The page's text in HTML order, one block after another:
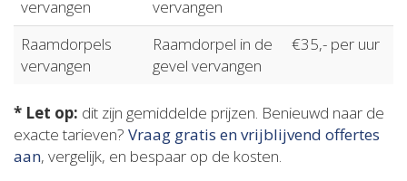
vervangen
vervangen
Raamdorpels
vervangen
Raamdorpel in de
gevel vervangen
€35,- per uur
* Let op: dit zijn gemiddelde prijzen. Benieuwd naar de
exacte tarieven? Vraag gratis en vrijblijvend offertes
aan, vergelijk, en bespaar op de kosten.